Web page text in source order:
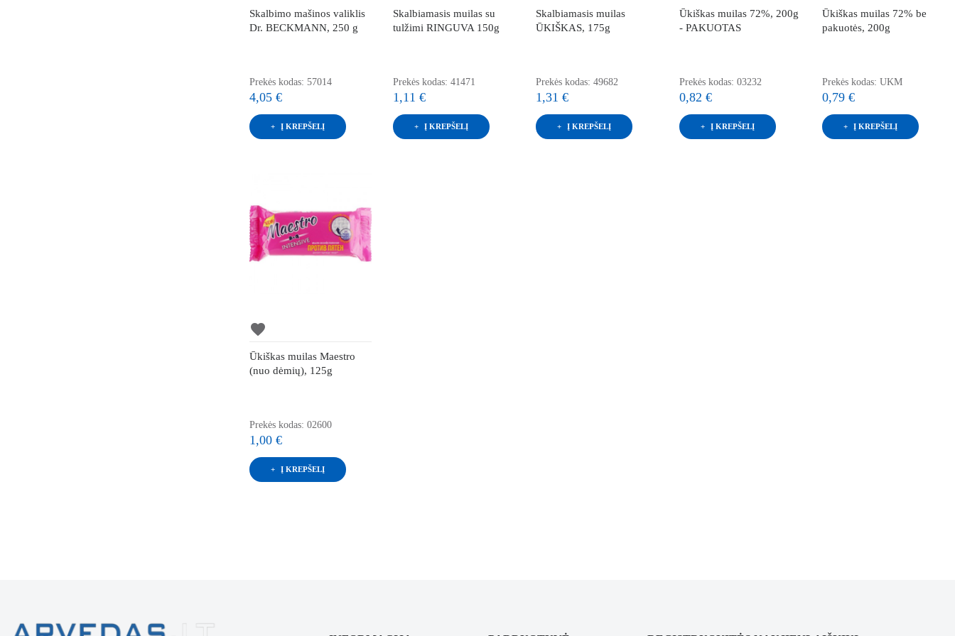
Skalbimo mašinos valiklis
Dr. BECKMANN, 250 g
Prekės kodas: 57014
4,05 €
Į KREPŠELĮ
Skalbiamasis muilas su
tulžimi RINGUVA 150g
Prekės kodas: 41471
1,11 €
Į KREPŠELĮ
Skalbiamasis muilas
ŪKIŠKAS, 175g
Prekės kodas: 49682
1,31 €
Į KREPŠELĮ
Ūkiškas muilas 72%, 200g
- PAKUOTAS
Prekės kodas: 03232
0,82 €
Į KREPŠELĮ
Ūkiškas muilas 72% be
pakuotės, 200g
Prekės kodas: UKM
0,79 €
Į KREPŠELĮ
favorite
Ūkiškas muilas Maestro
(nuo dėmių), 125g
Prekės kodas: 02600
1,00 €
Į KREPŠELĮ